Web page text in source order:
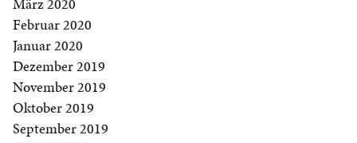
Februar 2020
Januar 2020
Dezember 2019
November 2019
Oktober 2019
September 2019